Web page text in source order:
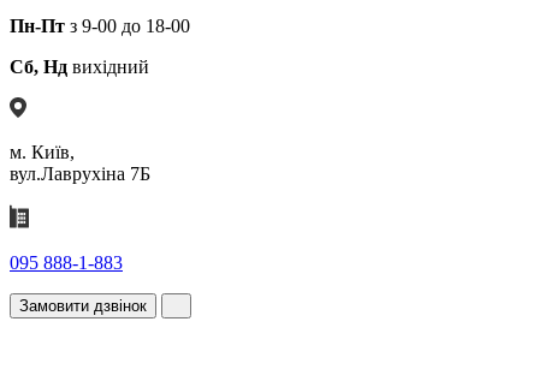
Пн-Пт з 9-00 до 18-00
Сб, Нд вихідний
м. Київ,
вул.Лаврухіна 7Б
095 888-1-883
Замовити дзвінок